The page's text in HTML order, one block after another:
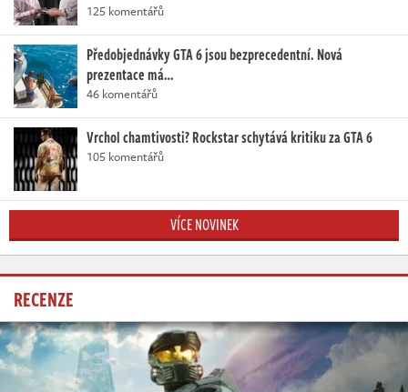
125 komentářů
Předobjednávky GTA 6 jsou bezprecedentní. Nová
prezentace má…
46 komentářů
Vrchol chamtivosti? Rockstar schytává kritiku za GTA 6
105 komentářů
VÍCE NOVINEK
RECENZE